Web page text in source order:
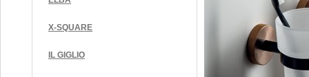
X-SQUARE
IL GIGLIO